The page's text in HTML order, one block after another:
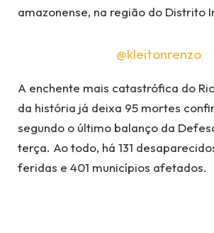
amazonense, na região do Distrito
@kleitonrenzo
A enchente mais catastrófica do
da história já deixa 95 mortes
segundo o último balanço da
terça. Ao todo, há 131
feridas e 401 municípios afetados.